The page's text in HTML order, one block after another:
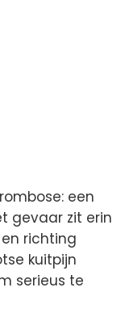
een
gevaar zit erin
richting
kuitpijn
serieus te